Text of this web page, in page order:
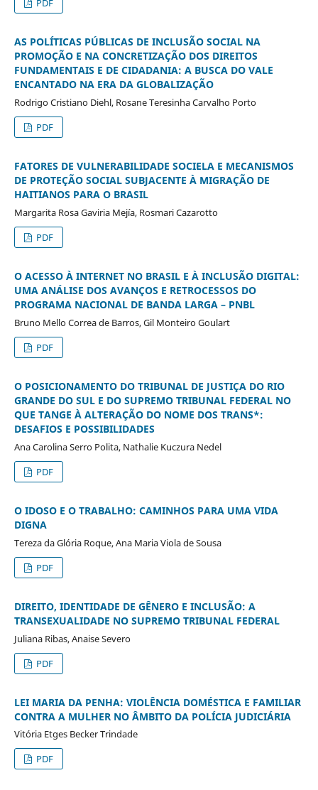
PDF
AS POLÍTICAS PÚBLICAS DE INCLUSÃO SOCIAL NA
PROMOÇÃO E NA CONCRETIZAÇÃO DOS DIREITOS
FUNDAMENTAIS E DE CIDADANIA: A BUSCA DO VALE
ENCANTADO NA ERA DA GLOBALIZAÇÃO
Rodrigo Cristiano Diehl, Rosane Teresinha Carvalho Porto
PDF
FATORES DE VULNERABILIDADE SOCIELA E MECANISMOS
DE PROTEÇÃO SOCIAL SUBJACENTE À MIGRAÇÃO DE
HAITIANOS PARA O BRASIL
Margarita Rosa Gaviria Mejía, Rosmari Cazarotto
PDF
O ACESSO À INTERNET NO BRASIL E À INCLUSÃO DIGITAL:
UMA ANÁLISE DOS AVANÇOS E RETROCESSOS DO
PROGRAMA NACIONAL DE BANDA LARGA – PNBL
Bruno Mello Correa de Barros, Gil Monteiro Goulart
PDF
O POSICIONAMENTO DO TRIBUNAL DE JUSTIÇA DO RIO
GRANDE DO SUL E DO SUPREMO TRIBUNAL FEDERAL NO
QUE TANGE À ALTERAÇÃO DO NOME DOS TRANS*:
DESAFIOS E POSSIBILIDADES
Ana Carolina Serro Polita, Nathalie Kuczura Nedel
PDF
O IDOSO E O TRABALHO: CAMINHOS PARA UMA VIDA
DIGNA
Tereza da Glória Roque, Ana Maria Viola de Sousa
PDF
DIREITO, IDENTIDADE DE GÊNERO E INCLUSÃO: A
TRANSEXUALIDADE NO SUPREMO TRIBUNAL FEDERAL
Juliana Ribas, Anaise Severo
PDF
LEI MARIA DA PENHA: VIOLÊNCIA DOMÉSTICA E FAMILIAR
CONTRA A MULHER NO ÂMBITO DA POLÍCIA JUDICIÁRIA
Vitória Etges Becker Trindade
PDF